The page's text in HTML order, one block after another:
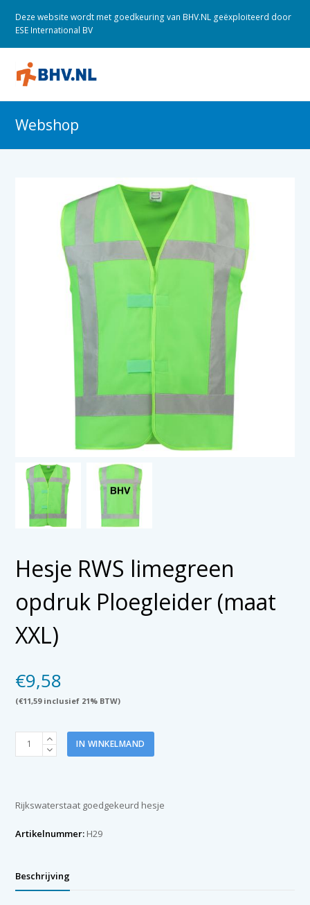
Deze website wordt met goedkeuring van BHV.NL geëxploiteerd door
ESE International BV
Webshop
Hesje RWS limegreen
opdruk Ploegleider (maat
XXL)
€9,58
(€11,59inclusief 21% BTW)
Hesje
RWS
(maat
aantal
IN WINKELMAND
Rijkswaterstaat goedgekeurd hesje
Artikelnummer: H29
Beschrijving